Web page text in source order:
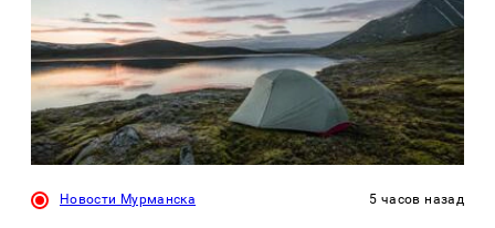
Новости Мурманска 5 часов назад